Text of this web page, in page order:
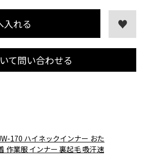
入れる
170 ハイネックインナー おた
作業服 インナー 裏起毛 吸汗速
て問い合わせる